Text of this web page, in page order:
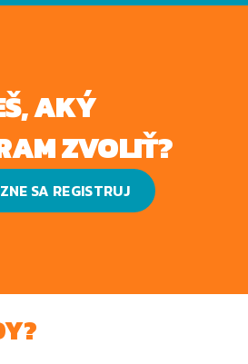
AKÝ
ZVOLIŤ?
SA REGISTRUJ